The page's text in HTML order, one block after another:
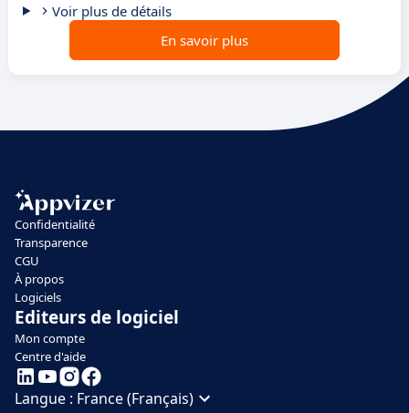
Voir plus de détails
En savoir plus
Confidentialité
Transparence
CGU
À propos
Logiciels
Editeurs de logiciel
Mon compte
Centre d'aide
Langue : France (Français)